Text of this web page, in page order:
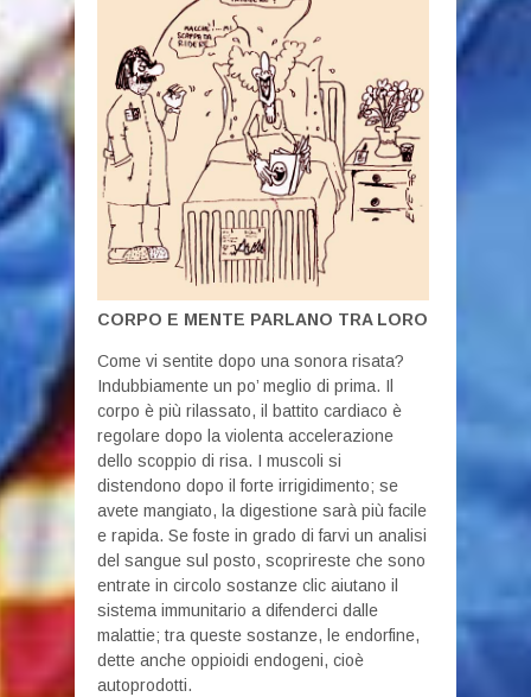
CORPO E MENTE PARLANO TRA LORO
Come vi sentite dopo una sonora risata?
Indubbiamente un po’ meglio di prima. Il
corpo è più rilassato, il battito cardiaco è
regolare dopo la violenta accelerazione
dello scoppio di risa. I muscoli si
distendono dopo il forte irrigidimento; se
avete mangiato, la digestione sarà più facile
e rapida. Se foste in grado di farvi un analisi
del sangue sul posto, scoprireste che sono
entrate in circolo sostanze clic aiutano il
sistema immunitario a difenderci dalle
malattie; tra queste sostanze, le endorfine,
dette anche oppioidi endogeni, cioè
autoprodotti.